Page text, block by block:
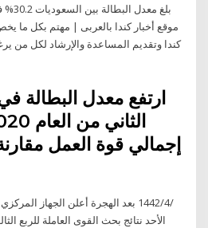
موقع أخبار كندا بالعربى | مهتم بكل ما
كندا وتقديم المساعدة والإرشاد لكل من
ارتفع معدل البطالة